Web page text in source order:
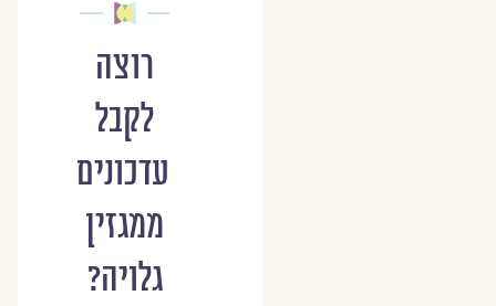
רוצה
לקבל
עדכונים
ממגזין
גלויה?